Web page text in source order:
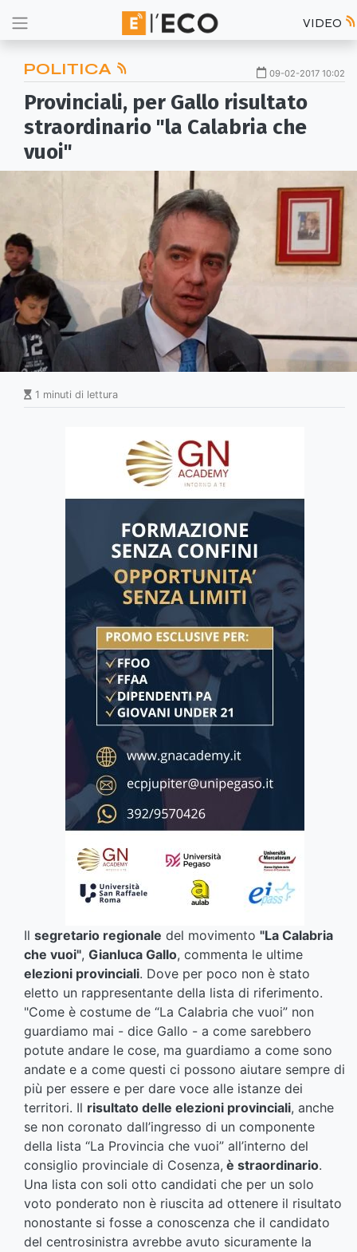
VIDEO
POLITICA 09-02-2017 10:02
Provinciali, per Gallo risultato
straordinario "la Calabria che
vuoi"
1 minuti di lettura
Il segretario regionale del movimento "La Calabria
che vuoi", Gianluca Gallo, commenta le ultime
elezioni provinciali. Dove per poco non è stato
eletto un rappresentante della lista di riferimento.
"Come è costume de “La Calabria che vuoi” non
guardiamo mai - dice Gallo - a come sarebbero
potute andare le cose, ma guardiamo a come sono
andate e a come questi ci possono aiutare sempre di
più per essere e per dare voce alle istanze dei
territori. Il risultato delle elezioni provinciali, anche
se non coronato dall’ingresso di un componente
della lista “La Provincia che vuoi” all’interno del
consiglio provinciale di Cosenza, è straordinario.
Una lista con soli otto candidati che per un solo
voto ponderato non è riuscita ad ottenere il risultato
nonostante si fosse a conoscenza che il candidato
del centrosinistra avrebbe avuto sicuramente la